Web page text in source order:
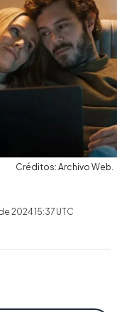
Créditos: Archivo Web.
2024 15:37 UTC